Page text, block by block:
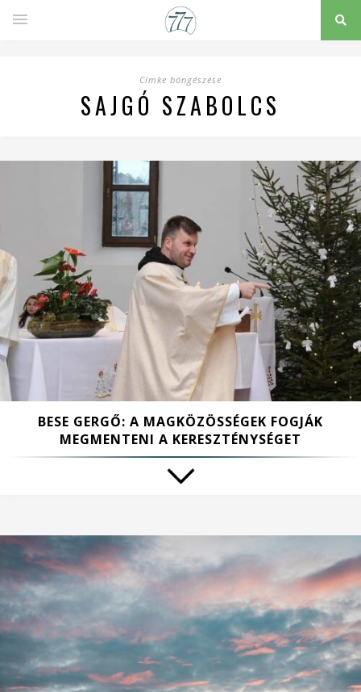
Címke böngészése
SAJGÓ SZABOLCS
BESE GERGŐ: A MAGKÖZÖSSÉGEK FOGJÁK
MEGMENTENI A KERESZTÉNYSÉGET